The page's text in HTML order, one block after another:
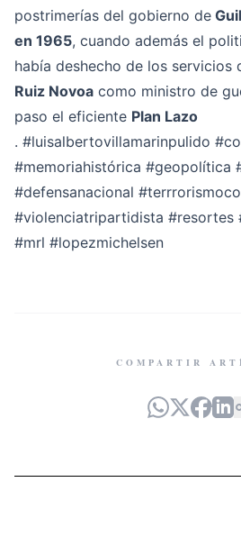
postrimerías del gobierno de
en 1965, cuando además el
había deshecho de los servicios
Ruiz Novoa como ministro de
paso el eficiente Plan Lazo
. #luisalbertovillamarinpulido
#memoriahistórica #geopolítica
#defensanacional
#violenciatripartidista #resortes
#mrl #lopezmichelsen
COMPARTIR